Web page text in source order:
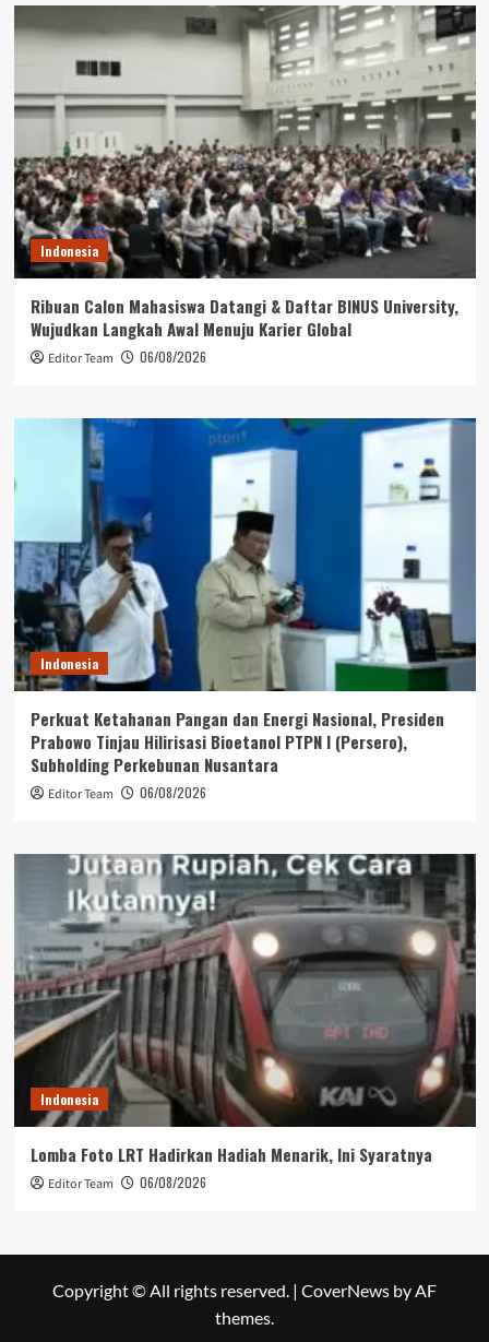
Indonesia
Ribuan Calon Mahasiswa Datangi & Daftar BINUS University,
Wujudkan Langkah Awal Menuju Karier Global
Editor Team 06/08/2026
Indonesia
Perkuat Ketahanan Pangan dan Energi Nasional, Presiden
Prabowo Tinjau Hilirisasi Bioetanol PTPN I (Persero),
Subholding Perkebunan Nusantara
Editor Team 06/08/2026
Indonesia
Lomba Foto LRT Hadirkan Hadiah Menarik, Ini Syaratnya
Editor Team 06/08/2026
Copyright © All rights reserved. | CoverNews by AF
themes.